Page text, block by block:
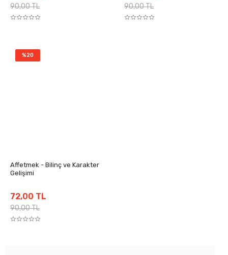
90,00 TL 90,00 TL
%20
Affetmek - Bilinç ve Karakter
Gelişimi
72,00 TL
90,00 TL